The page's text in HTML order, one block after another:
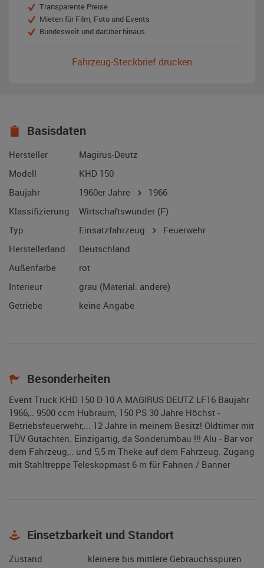
Transparente Preise
Mieten für Film, Foto und Events
Bundesweit und darüber hinaus
Fahrzeug-Steckbrief drucken
Basisdaten
Hersteller
Magirus-Deutz
Modell
KHD 150
Baujahr
1960er Jahre
1966
Klassifizierung
Wirtschaftswunder (F)
Typ
Einsatzfahrzeug
Feuerwehr
Herstellerland
Deutschland
Außenfarbe
rot
Interieur
grau (Material: andere)
Getriebe
keine Angabe
Besonderheiten
Event Truck KHD 150 D 10 A MAGIRUS DEUTZ LF16 Baujahr
1966,.. 9500 ccm Hubraum, 150 PS 30 Jahre Höchst -
Betriebsfeuerwehr,... 12 Jahre in meinem Besitz! Oldtimer mit
TÜV Gutachten. Einzigartig, da Sonderumbau !!! Alu - Bar vor
dem Fahrzeug,.. und 5,5 m Theke auf dem Fahrzeug. Zugang
mit Stahltreppe Teleskopmast 6 m für Fahnen / Banner
Einsetzbarkeit und Standort
Zustand
kleinere bis mittlere Gebrauchsspuren